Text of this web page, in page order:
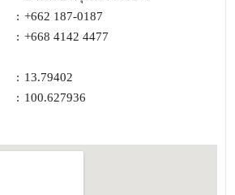
: +662 187-0187
: +668 4142 4477
: 13.79402
: 100.627936